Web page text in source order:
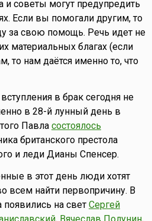
и советы могут предупредить
Если вы помогали другим, то
за свою помощь. Речь идет не
материальных благах (если
то нам даётся именно то, что
в брак сегодня не
в 28-й лунный день в
Павла состоялось
британского престола
и леди Дианы Спенсер.
в этот день люди хотят
всем найти первопричину. В
появились на свет Сергей